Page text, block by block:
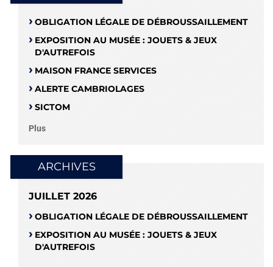
OBLIGATION LÉGALE DE DÉBROUSSAILLEMENT
EXPOSITION AU MUSÉE : JOUETS & JEUX
D'AUTREFOIS
MAISON FRANCE SERVICES
ALERTE CAMBRIOLAGES
SICTOM
Plus
ARCHIVES
JUILLET 2026
OBLIGATION LÉGALE DE DÉBROUSSAILLEMENT
EXPOSITION AU MUSÉE : JOUETS & JEUX
D'AUTREFOIS